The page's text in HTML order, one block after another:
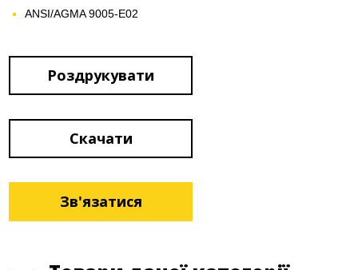
ANSI/AGMA 9005-E02
Роздрукувати
Скачати
Зв'язатися